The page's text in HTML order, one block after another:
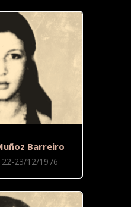
Barreiro
23/12/1976